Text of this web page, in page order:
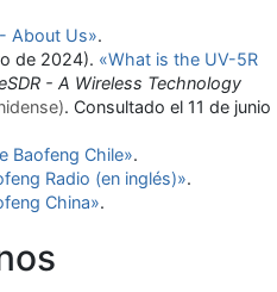
About Us».
de 2024). «What is the UV-5R
- A Wireless Technology
. Consultado el 11 de junio
Baofeng Chile».
Radio (en inglés)».
China».